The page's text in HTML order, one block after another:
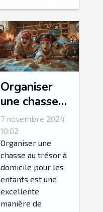
Organiser
une chasse
au trésor
thématique
pour enfants
à domicile
7 novembre 2024
10:02
Organiser une
chasse au trésor à
domicile pour les
enfants est une
excellente
manière de